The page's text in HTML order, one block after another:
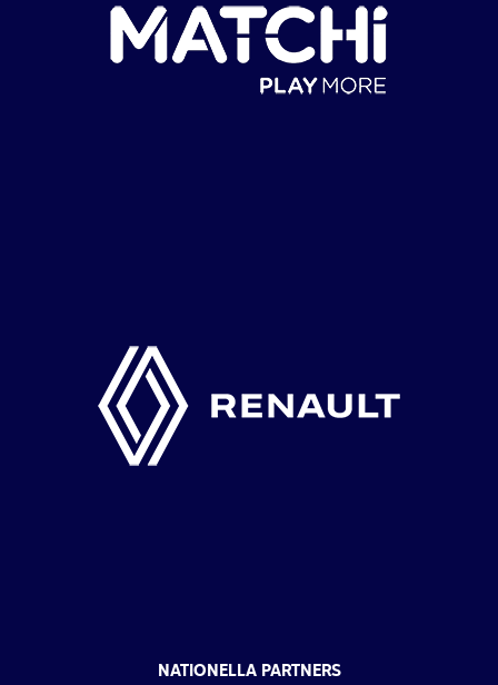
NATIONELLA PARTNERS